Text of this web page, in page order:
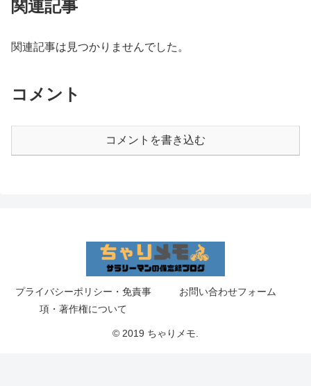
関連記事
関連記事は見つかりませんでした。
コメント
コメントを書き込む
プライバシーポリシー・免責事
項・著作権について
お問い合わせフォーム
© 2019 ちゃりメモ.